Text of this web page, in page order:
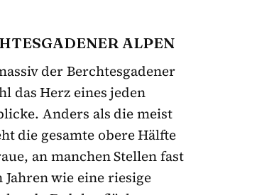
ALPEN
der Berchtesgadener
das Herz eines jeden
Anders als die meist
die gesamte obere Hälfte
an manchen Stellen fast
wie eine riesige